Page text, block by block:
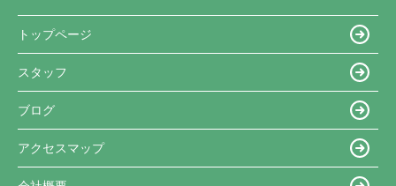
トップページ
スタッフ
ブログ
アクセスマップ